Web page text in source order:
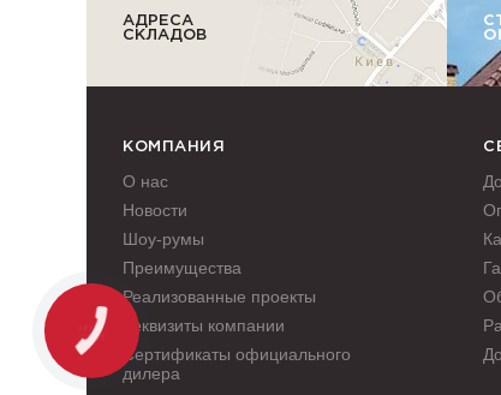
АДРЕСА
СКЛАДОВ
КОМПАНИЯ
О нас
Новости
Шоу-румы
Преимущества
Реализованные проекты
Реквизиты компании
Сертификаты официального
дилера